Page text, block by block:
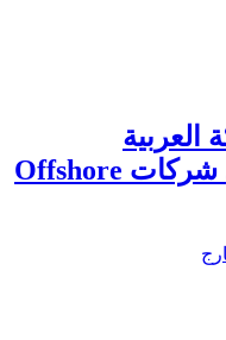
السعودية لدى إحدى كبرى شركات Offshore